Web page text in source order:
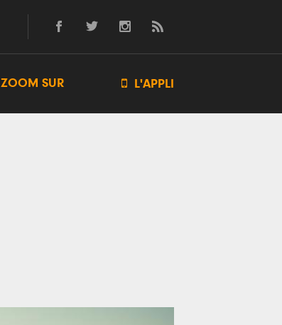
ZOOM SUR  L'APPLI